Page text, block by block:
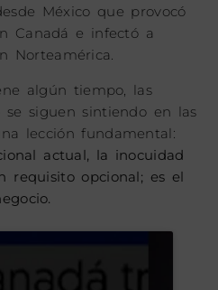
México que provocó
Canadá e infectó a
Norteamérica.
algún tiempo, las
se siguen sintiendo en las
lección fundamental:
actual, la inocuidad
requisito opcional; es el